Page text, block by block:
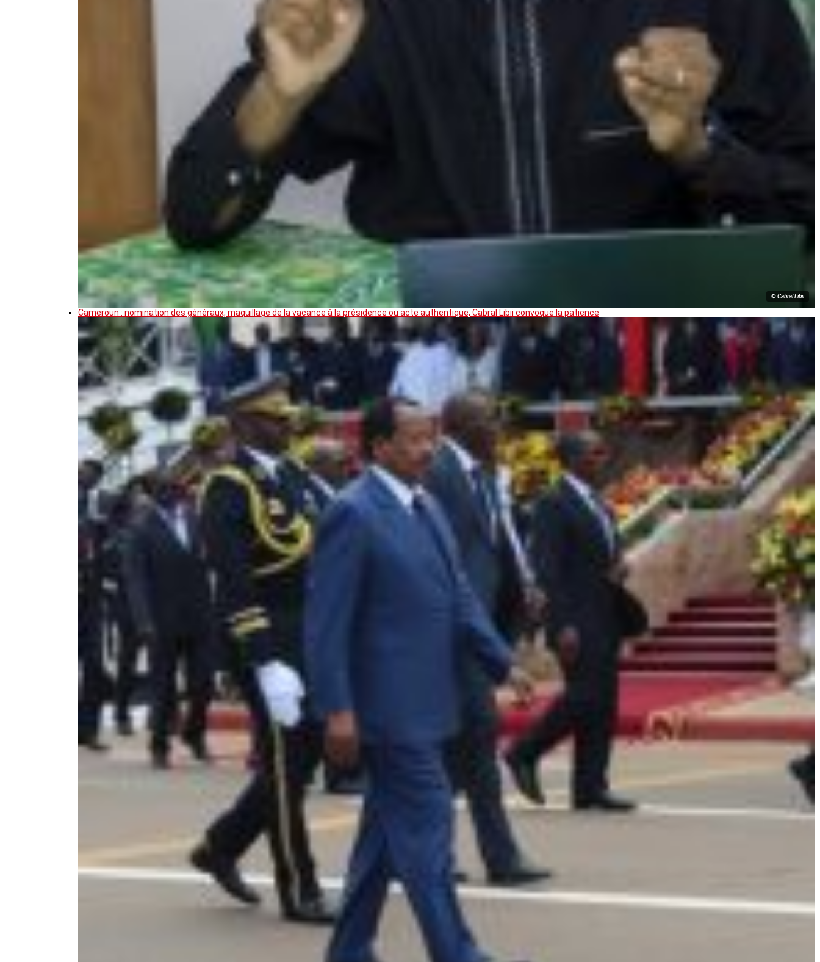
© Cabral Libii
Cameroun : nomination des généraux, maquillage de la vacance à la présidence ou acte authentique, Cabral Libii convoque la patience